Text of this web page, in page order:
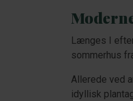
Længes I
sommerhus
Allerede ved
idyllisk